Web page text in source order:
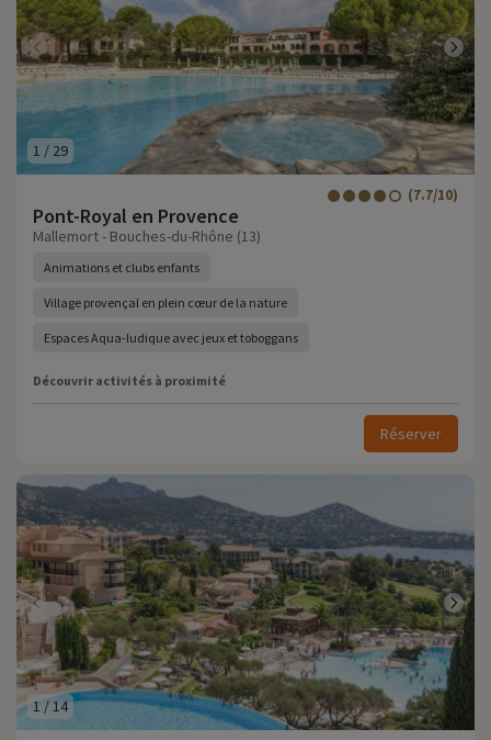
1 / 29
Pont-Royal en Provence
(7.7/10)
Mallemort - Bouches-du-Rhône (13)
Animations et clubs enfants
Village provençal en plein cœur de la nature
Espaces Aqua-ludique avec jeux et toboggans
Découvrir activités à proximité
Réserver
1 /14